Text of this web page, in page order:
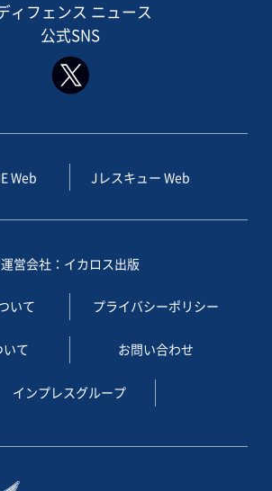
ィフェンス ニュース
公式SNS
Web Jレスキュー Web
運営会社：イカロス出版
いて プライバシーポリシー
て お問い合わせ
インプレスグループ